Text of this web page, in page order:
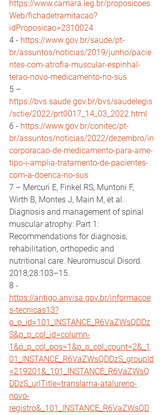
https://www.camara.leg.br/proposicoes
Web/fichadetramitacao?
idProposicao=2310024
4 - https://www.gov.br/saude/pt-
br/assuntos/noticias/2019/junho/pacie
ntes-com-atrofia-muscular-espinhal-
terao-novo-medicamento-no-sus
5 –
https://bvs.saude.gov.br/bvs/saudelegis
/sctie/2022/prt0017_14_03_2022.html
6 - https://www.gov.br/conitec/pt-
br/assuntos/noticias/2022/dezembro/in
corporacao-de-medicamento-para-ame-
tipo-i-amplia-tratamento-de-pacientes-
com-a-doenca-no-sus
7 – Mercuri E, Finkel RS, Muntoni F,
Wirth B, Montes J, Main M, et al.
Diagnosis and management of spinal
muscular atrophy: Part 1:
Recommendations for diagnosis,
rehabilitation, orthopedic and
nutritional care. Neuromuscul Disord.
2018;28:103–15.
8 -
https://antigo.anvisa.gov.br/informacoe
s-tecnicas13?
p_p_id=101_INSTANCE_R6VaZWsQDDz
S&p_p_col_id=column-
1&p_p_col_pos=1&p_p_col_count=2&_1
01_INSTANCE_R6VaZWsQDDzS_groupId
=219201&_101_INSTANCE_R6VaZWsQ
DDzS_urlTitle=translarna-atalureno-
novo-
registro&_101_INSTANCE_R6VaZWsQD